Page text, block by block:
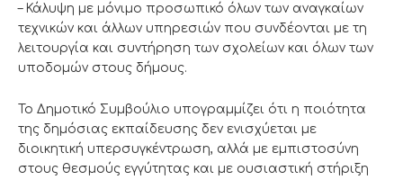
– Κάλυψη με μόνιμο προσωπικό όλων των αναγκαίων
τεχνικών και άλλων υπηρεσιών που συνδέονται με τη
λειτουργία και συντήρηση των σχολείων και όλων των
υποδομών στους δήμους.
Το Δημοτικό Συμβούλιο υπογραμμίζει ότι η ποιότητα
της δημόσιας εκπαίδευσης δεν ενισχύεται με
διοικητική υπερσυγκέντρωση, αλλά με εμπιστοσύνη
στους θεσμούς εγγύτητας και με ουσιαστική στήριξη